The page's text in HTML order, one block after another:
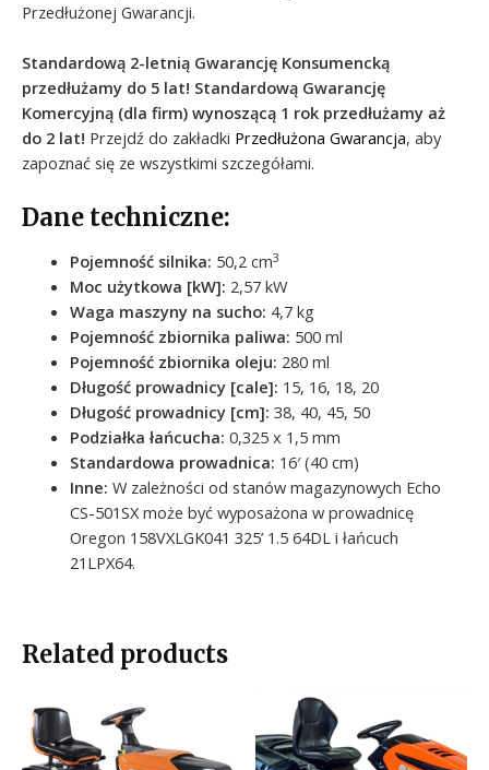
Przedłużonej Gwarancji.
Standardową 2-letnią Gwarancję Konsumencką
przedłużamy do 5 lat! Standardową Gwarancję
Komercyjną (dla firm) wynoszącą 1 rok przedłużamy aż
do 2 lat! Przejdź do zakładki Przedłużona Gwarancja, aby
zapoznać się ze wszystkimi szczegółami.
Dane techniczne:
Pojemność silnika: 50,2 cm3
Moc użytkowa [kW]: 2,57 kW
Waga maszyny na sucho: 4,7 kg
Pojemność zbiornika paliwa: 500 ml
Pojemność zbiornika oleju: 280 ml
Długość prowadnicy [cale]: 15, 16, 18, 20
Długość prowadnicy [cm]: 38, 40, 45, 50
Podziałka łańcucha: 0,325 x 1,5 mm
Standardowa prowadnica: 16′ (40 cm)
Inne: W zależności od stanów magazynowych Echo
CS-501SX może być wyposażona w prowadnicę
Oregon 158VXLGK041 325’ 1.5 64DL i łańcuch
21LPX64.
Related products